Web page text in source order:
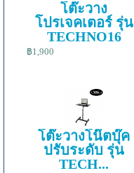
โต๊ะวาง
โปรเจคเตอร์ รุ่น
TECHNO16
฿1,900
โต๊ะวางโน๊ตบุ๊ค
ปรับระดับ รุ่น
TECH...